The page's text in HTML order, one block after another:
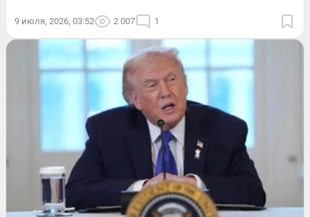
9 июля, 2026, 03:52 2 007 1